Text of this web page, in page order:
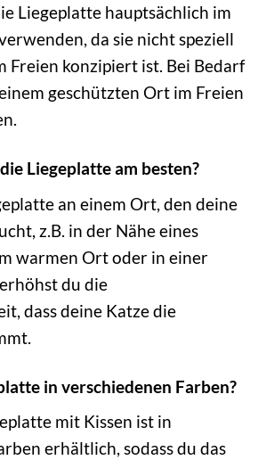
Liegeplatte hauptsächlich im
da sie nicht speziell
Freien konzipiert ist. Bei Bedarf
geschützten Ort im Freien
Liegeplatte am besten?
an einem Ort, den deine
z.B. in der Nähe eines
warmen Ort oder in einer
du die
dass deine Katze die
in verschiedenen Farben?
mit Kissen ist in
erhältlich, sodass du das